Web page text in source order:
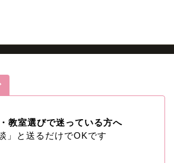
教室選びで迷っている方へ
」と送るだけでOKです
ブログ記事
コンクール・沖縄民謡